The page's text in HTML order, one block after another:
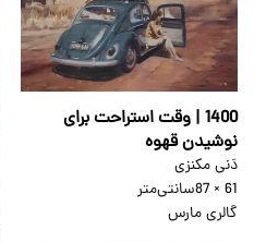
1400 | وقت استراحت برای
نوشیدن قهوه
دَنی مکنزی
61 × 87
سانتی‌متر
گالری مارس